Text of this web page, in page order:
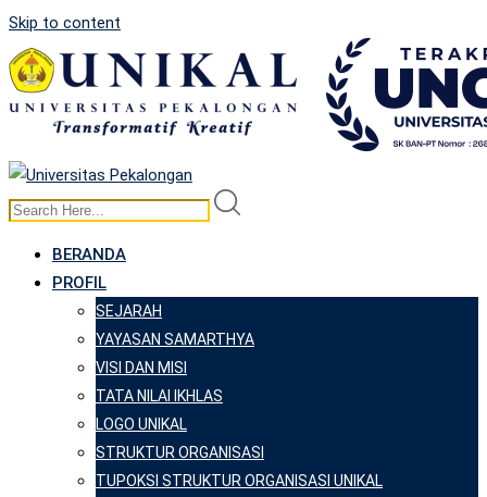
Skip to content
BERANDA
PROFIL
SEJARAH
YAYASAN SAMARTHYA
VISI DAN MISI
TATA NILAI IKHLAS
LOGO UNIKAL
STRUKTUR ORGANISASI
TUPOKSI STRUKTUR ORGANISASI UNIKAL